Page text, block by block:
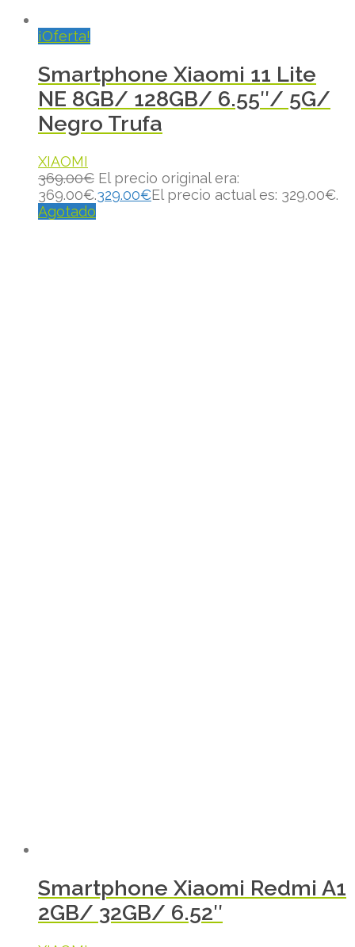
¡Oferta!
Smartphone Xiaomi 11 Lite
NE 8GB/ 128GB/ 6.55″/ 5G/
Negro Trufa
XIAOMI
369.00€ El precio original era:
369.00€.329.00€El precio actual es: 329.00€.
Agotado
Smartphone Xiaomi Redmi A1
2GB/ 32GB/ 6.52″